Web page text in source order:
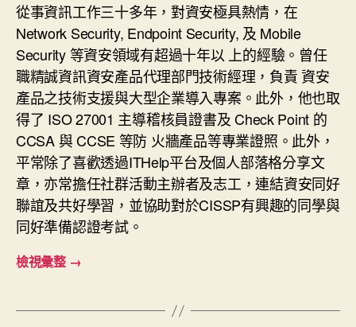
從事資訊工作三十多年，對資安極具熱情，在
Network Security, Endpoint Security, 及 Mobile
Security 等資安領域有超過十年以 上的經驗。曾任
職精誠資訊資安產品代理部門技術經理，負責 資安
產品之技術支援與大型企業導入專案。此外，他也取
得了 ISO 27001 主導稽核員證書及 Check Point 的
CCSA 與 CCSE 等防 火牆產品等專業證照。此外，
平常除了喜歡透過ITHelp平台及個人部落格分享文
章，亦常擔任社群活動主辦者及志工，連結資安同好
聯誼及共好學習，並協助對於CISSP有興趣的同學與
同好準備認證考試。
檢視彙整 →